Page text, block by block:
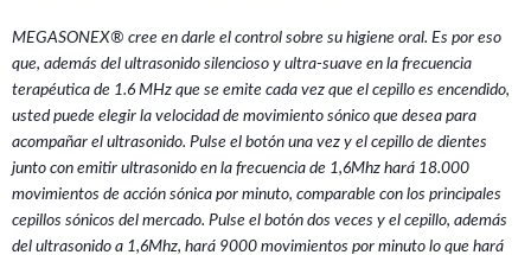
MEGASONEX® cree en darle el control sobre su higiene oral. Es por eso
que, además del ultrasonido silencioso y ultra-suave en la frecuencia
terapéutica de 1.6 MHz que se emite cada vez que el cepillo es encendido,
usted puede elegir la velocidad de movimiento sónico que desea para
acompañar el ultrasonido. Pulse el botón una vez y el cepillo de dientes
junto con emitir ultrasonido en la frecuencia de 1,6Mhz hará 18.000
movimientos de acción sónica por minuto, comparable con los principales
cepillos sónicos del mercado. Pulse el botón dos veces y el cepillo, además
del ultrasonido a 1,6Mhz, hará 9000 movimientos por minuto lo que hará